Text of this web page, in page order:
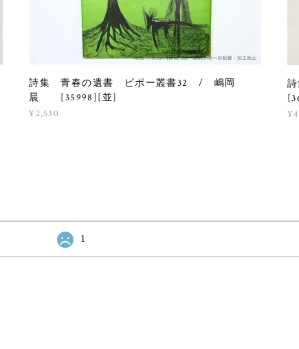
詩集 青春の遺書 ピポー叢書32 / 嶋岡
晨 [35998][並]
¥2,530
1